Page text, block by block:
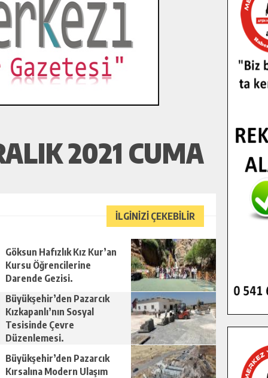
2021 CUMA
İLGİNİZİ ÇEKEBİLİR
Göksun Hafızlık Kız Kur’an
Kursu Öğrencilerine
Darende Gezisi.
Büyükşehir’den Pazarcık
Kızkapanlı’nın Sosyal
Tesisinde Çevre
Düzenlemesi.
Büyükşehir’den Pazarcık
Kırsalına Modern Ulaşım